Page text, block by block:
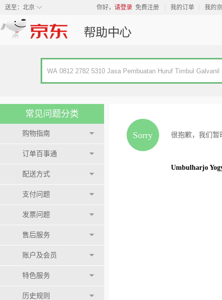
◇
送至： 北京 你好， 请登录 免费注册 我的订单 我的
常见问题分类
购物指南
订单百事通
配送方式
支付问题
发票问题
售后服务
账户及会员
特色服务
历史规则
Sorry 很抱歉，我们暂
Umbulharjo